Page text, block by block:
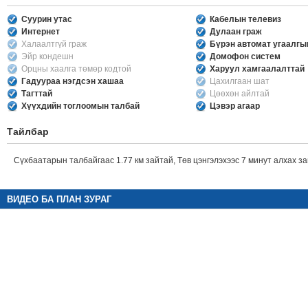
Суурин утас
Кабелын телевиз
Интернет
Дулаан граж
Халаалтгүй граж
Бүрэн автомат
Эйр кондешн
Домофон систем
Орцны хаалга төмөр кодтой
Харуул хамгаалалттай
Гадуураа нэгдсэн хашаа
Цахилгаан шат
Тагттай
Цөөхөн айлтай
Хүүхдийн тоглоомын талбай
Цэвэр агаар
Тайлбар
Сүхбаатарын талбайгаас 1.77 км зайтай, Төв цэнгэлэхээс 7 минут алхах
ВИДЕО БА ПЛАН ЗУРАГ